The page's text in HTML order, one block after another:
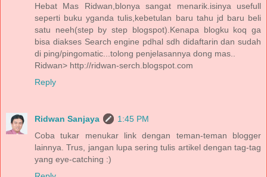
Hebat Mas Ridwan,blonya sangat menarik.isinya usefull
seperti buku yganda tulis,kebetulan baru tahu jd baru beli
satu neeh(step by step blogspot).Kenapa blogku koq ga
bisa diakses Search engine pdhal sdh didaftarin dan sudah
di ping/pingomatic...tolong penjelasannya dong mas..
Ridwan> http://ridwan-serch.blogspot.com
Reply
Ridwan Sanjaya
1:45 PM
Coba tukar menukar link dengan teman-teman blogger
lainnya. Trus, jangan lupa sering tulis artikel dengan tag-tag
yang eye-catching :)